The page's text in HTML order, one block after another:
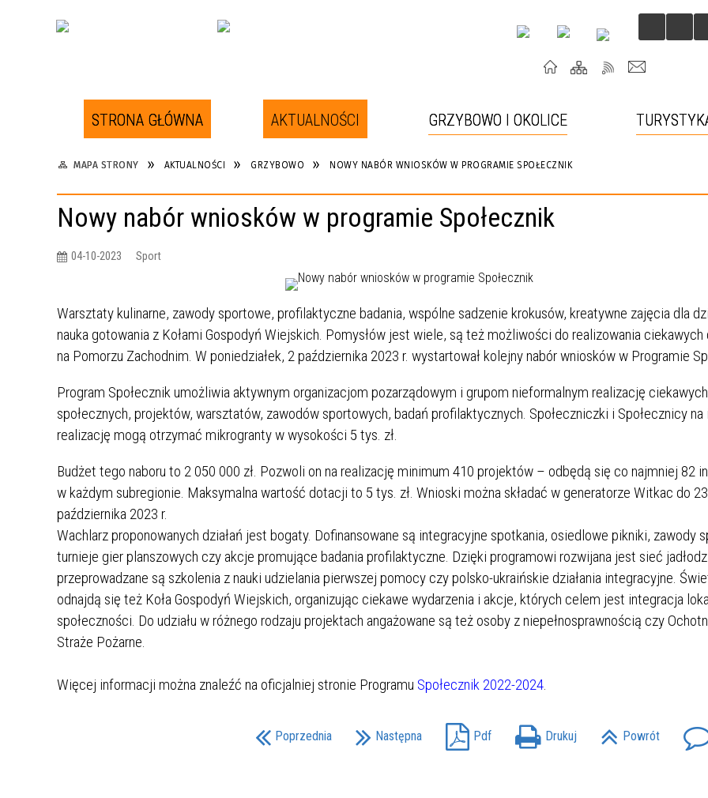
STRONA GŁÓWNA AKTUALNOŚCI GRZYBOWO I OKOLICE
W POBLIŻU
RYS HISTORYCZNY
WIDOK Z KAMERY NA PLAŻY W
GRZYBOWIE
INFORMATOR
ATRAKCJE TURYSTYCZNE W
GRZYBOWIE I OKOLICACH
MAPA STRONY AKTUALNOŚCI GRZYBOWO NOWY NABÓR WNIOSKÓW W PROGRAMIE SPOŁECZNIK
Nowy nabór wniosków w programie Społecznik
04-10-2023 Sport
Warsztaty kulinarne, zawody sportowe, profilaktyczne badania, wspólne sadzenie krokusów, kreatywne zajęcia dla
nauka gotowania z Kołami Gospodyń Wiejskich. Pomysłów jest wiele, są też możliwości do realizowania ciekawych
na Pomorzu Zachodnim. W poniedziałek, 2 października 2023 r. wystartował kolejny nabór wniosków w Programie
Program Społecznik umożliwia aktywnym organizacjom pozarządowym i grupom nieformalnym realizację
społecznych, projektów, warsztatów, zawodów sportowych, badań profilaktycznych. Społeczniczki i Społecznicy na
realizację mogą otrzymać mikrogranty w wysokości 5 tys. zł.
Budżet tego naboru to 2 050 000 zł. Pozwoli on na realizację minimum 410 projektów – odbędą się co najmniej 82
w każdym subregionie. Maksymalna wartość dotacji to 5 tys. zł. Wnioski można składać w generatorze Witkac do 23
października 2023 r.
Wachlarz proponowanych działań jest bogaty. Dofinansowane są integracyjne spotkania, osiedlowe pikniki, zawody
turnieje gier planszowych czy akcje promujące badania profilaktyczne. Dzięki programowi rozwijana jest sieć
przeprowadzane są szkolenia z nauki udzielania pierwszej pomocy czy polsko-ukraińskie działania integracyjne.
odnajdą się też Koła Gospodyń Wiejskich, organizując ciekawe wydarzenia i akcje, których celem jest integracja
społeczności. Do udziału w różnego rodzaju projektach angażowane są też osoby z niepełnosprawnością czy
Straże Pożarne.
Więcej informacji można znaleźć na oficjalniej stronie Programu Społecznik 2022-2024.
Poprzednia Następna Pdf Drukuj Powrót